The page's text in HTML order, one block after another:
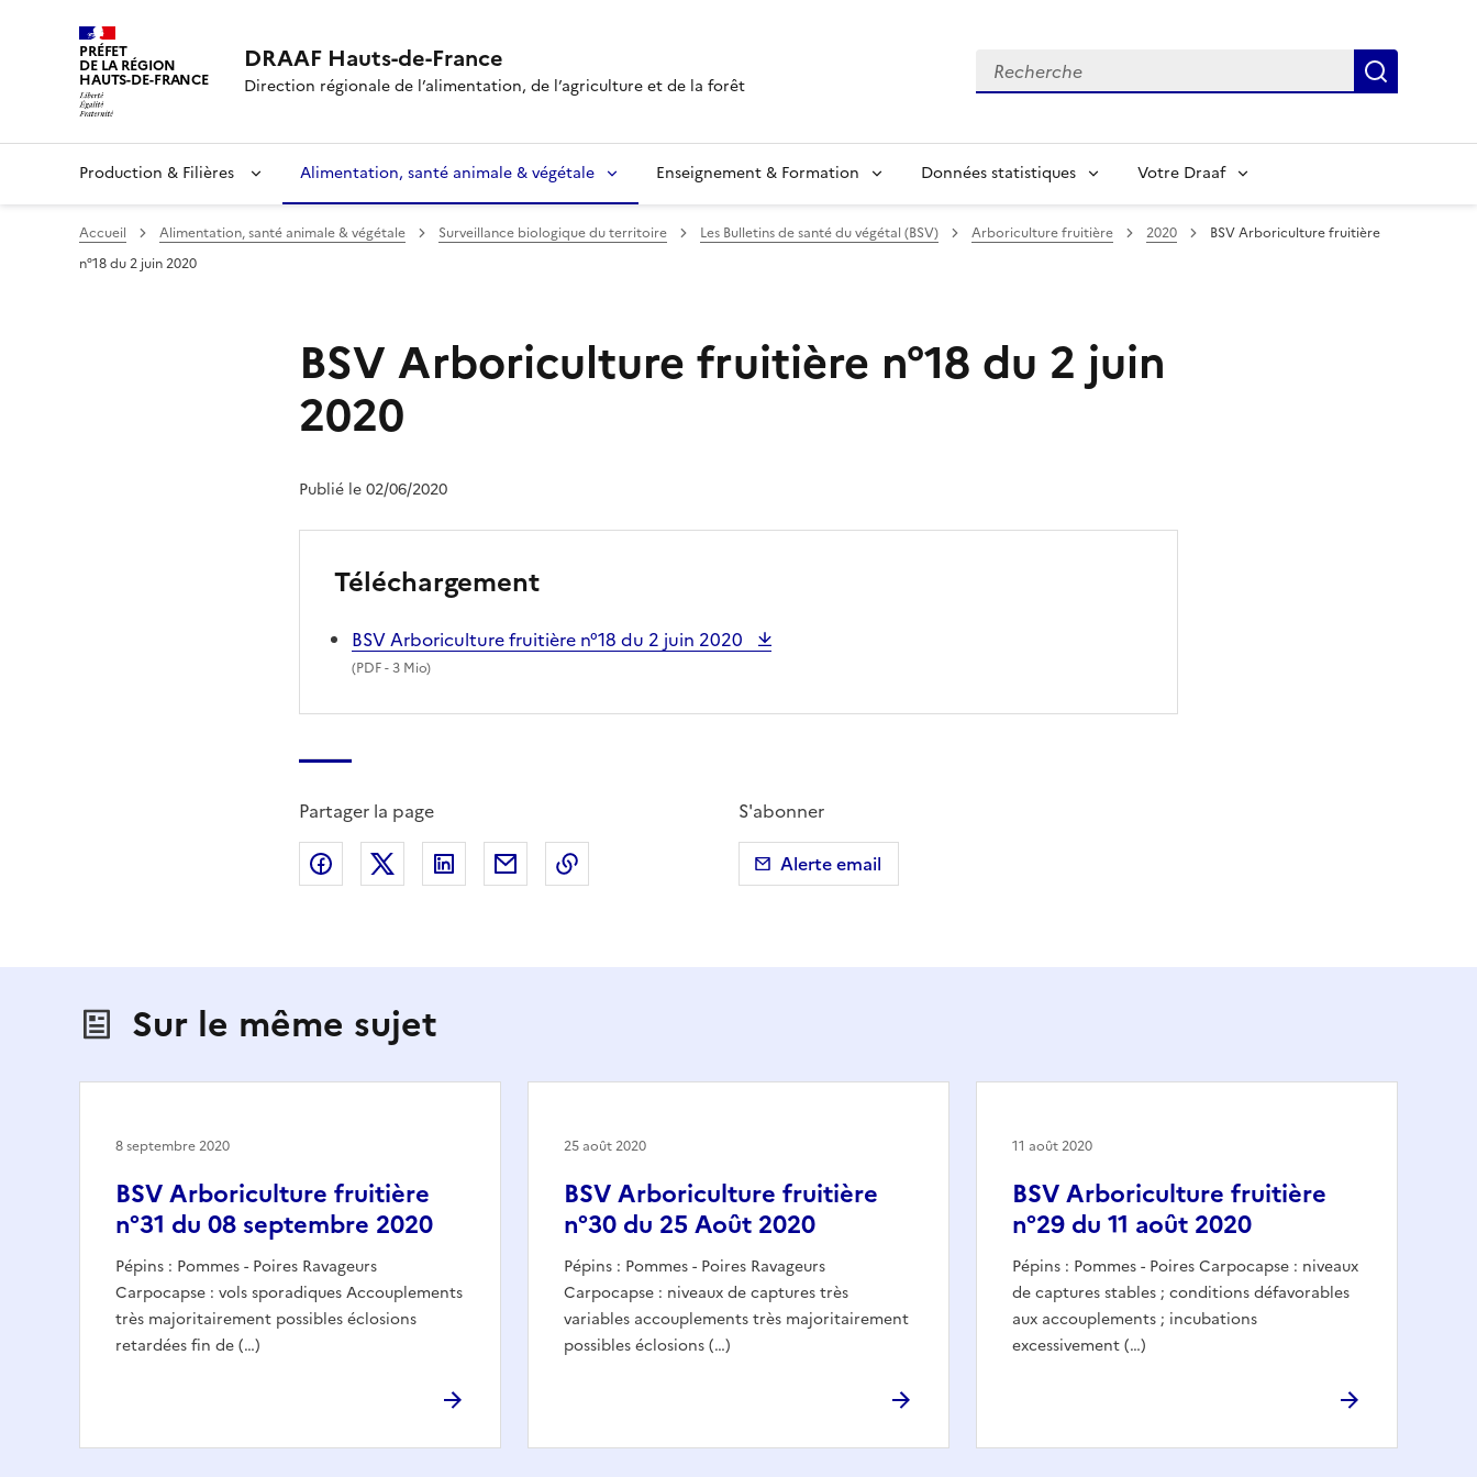
PRÉFET
DE LA RÉGION
HAUTS-DE-FRANCE
DRAAF Hauts-de-France
Direction régionale de l’alimentation, de l’agriculture et de la forêt
Recherche
Production & Filières Alimentation, santé animale & végétale Enseignement & Formation Données statistiques Votre Draaf
Accueil Alimentation, santé animale & végétale Surveillance biologique du territoire Les Bulletins de santé du végétal (BSV) Arboriculture fruitière 2020
BSV Arboriculture fruitière
n°18 du 2 juin 2020
BSV Arboriculture fruitière n°18 du 2 juin
2020
Publié le 02/06/2020
Téléchargement
BSV Arboriculture fruitière n°18 du 2 juin 2020
(PDF- 3 Mio)
Partager la page
Partager sur Facebook
Partager sur X (anciennement Twitter)
Partager sur LinkedIn
Partager par emailCopier dans le presse-papier
S'abonner
Alerte email
Sur le même sujet
BSV Arboriculture fruitière
n°31 du 08 septembre 2020
Pépins : Pommes - Poires Ravageurs
Carpocapse : vols sporadiques Accouplements
très majoritairement possibles éclosions
retardées fin de (…)
8 septembre 2020
BSV Arboriculture fruitière
n°30 du 25 Août 2020
Pépins : Pommes - Poires Ravageurs
Carpocapse : niveaux de captures très
variables accouplements très majoritairement
possibles éclosions (…)
25 août 2020
BSV Arboriculture fruitière
n°29 du 11 août 2020
Pépins : Pommes - Poires Carpocapse : niveaux
de captures stables ; conditions défavorables
aux accouplements ; incubations
excessivement (…)
11 août 2020